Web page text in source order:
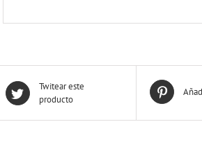
Twitear este
producto